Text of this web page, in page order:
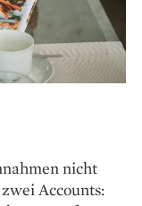
nicht
Accounts: